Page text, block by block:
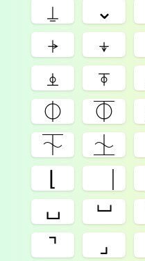
⍊ ⌄
⍆
⍖
⍎
⍕
⏀
⏁
⏇
⏈
⌊
⎹
⌴
⏘
⌝
⌟